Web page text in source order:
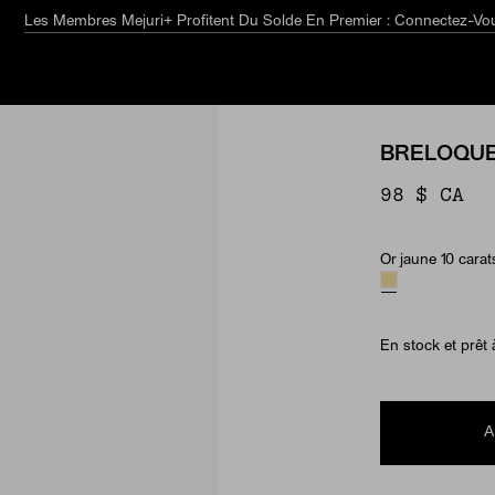
Le guide estivalExplorez
98 $ CA
Material &
Or jaune 10
En stock et prêt